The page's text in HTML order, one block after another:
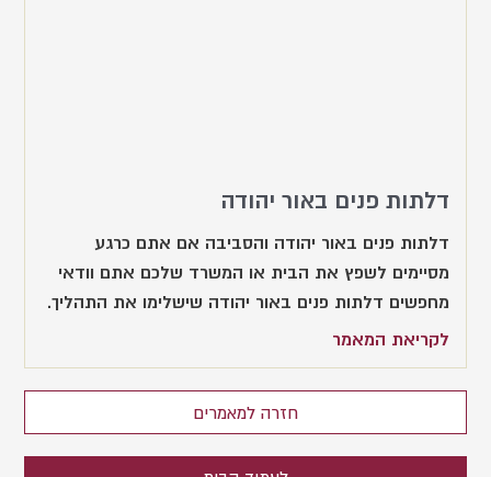
דלתות פנים באור יהודה
דלתות פנים באור יהודה והסביבה אם אתם כרגע
מסיימים לשפץ את הבית או המשרד שלכם אתם וודאי
מחפשים דלתות פנים באור יהודה שישלימו את התהליך.
לקריאת המאמר
חזרה למאמרים